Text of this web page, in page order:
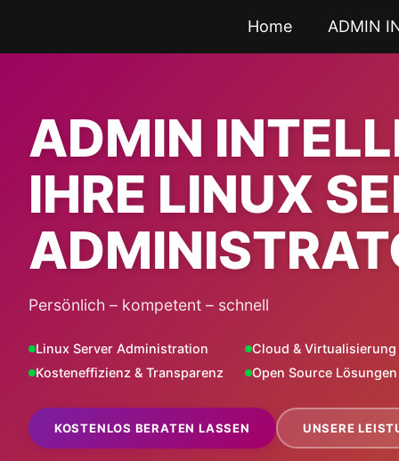
springen
Home ADMIN
ADMIN
IHRE LINUX
Persönlich – kompetent – schnell
Linux Server Administration Cloud & Virtualisierung
Kosteneffizienz & Transparenz
Open Source Lösungen
KOSTENLOS BERATEN LASSEN UNSERE